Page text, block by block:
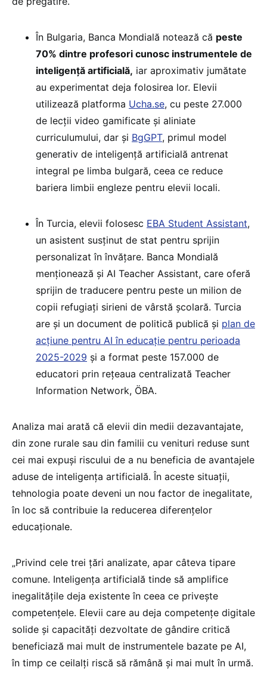
În Bulgaria, Banca Mondială notează că peste
70% dintre profesori cunosc instrumentele de
inteligență artificială, iar aproximativ jumătate
au experimentat deja folosirea lor. Elevii
utilizează platforma Ucha.se, cu peste 27.000
de lecții video gamificate și aliniate
curriculumului, dar și BgGPT, primul model
generativ de inteligență artificială antrenat
integral pe limba bulgară, ceea ce reduce
bariera limbii engleze pentru elevii locali.
În Turcia, elevii folosesc EBA Student Assistant,
un asistent susținut de stat pentru sprijin
personalizat în învățare. Banca Mondială
menționează și AI Teacher Assistant, care oferă
sprijin de traducere pentru peste un milion de
copii refugiați sirieni de vârstă școlară. Turcia
are și un document de politică publică și plan de
acțiune pentru AI în educație pentru perioada
2025-2029 și a format peste 157.000 de
educatori prin rețeaua centralizată Teacher
Information Network, ÖBA.
Analiza mai arată că elevii din medii dezavantajate,
din zone rurale sau din familii cu venituri reduse sunt
cei mai expuși riscului de a nu beneficia de avantajele
aduse de inteligența artificială. În aceste situații,
tehnologia poate deveni un nou factor de inegalitate,
în loc să contribuie la reducerea diferențelor
educaționale.
„Privind cele trei țări analizate, apar câteva tipare
comune. Inteligența artificială tinde să amplifice
inegalitățile deja existente în ceea ce privește
competențele. Elevii care au deja competențe digitale
solide și capacități dezvoltate de gândire critică
beneficiază mai mult de instrumentele bazate pe AI,
în timp ce ceilalți riscă să rămână și mai mult în urmă.